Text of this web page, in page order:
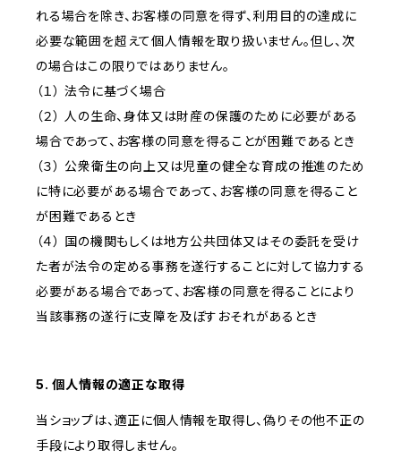
れる場合を除き、お客様の同意を得ず、利用目的の達成に
必要な範囲を超えて個人情報を取り扱いません。但し、次
の場合はこの限りではありません。
（１） 法令に基づく場合
（２） 人の生命、身体又は財産の保護のために必要がある
場合であって、お客様の同意を得ることが困難であるとき
（３） 公衆衛生の向上又は児童の健全な育成の推進のため
に特に必要がある場合であって、お客様の同意を得ること
が困難であるとき
（４） 国の機関もしくは地方公共団体又はその委託を受け
た者が法令の定める事務を遂行することに対して協力する
必要がある場合であって、お客様の同意を得ることにより
当該事務の遂行に支障を及ぼすおそれがあるとき
5. 個人情報の適正な取得
当ショップは、適正に個人情報を取得し、偽りその他不正の
手段により取得しません。